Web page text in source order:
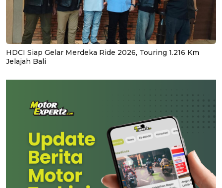
HDCI Siap Gelar Merdeka Ride 2026, Touring 1.216 Km
Jelajah Bali